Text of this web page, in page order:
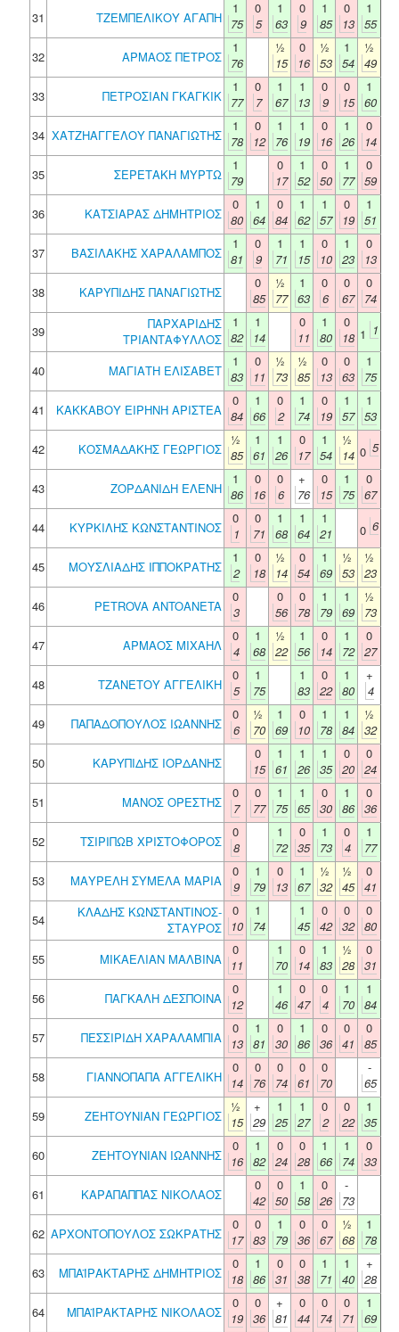
31 ΤΖΕΜΠΕΛΙΚΟΥ ΑΓΑΠΗ
1
75
0
5
1
63
0
9
1
85
0
13
1
55
32
ΑΡΜΑΟΣ ΠΕΤΡΟΣ
1
76
½
15
0
16
½
53
1
54
½
49
33
ΠΕΤΡΟΣΙΑΝ ΓΚΑΓΚΙΚ
1
77
0
7
1
67
1
13
0
9
0
15
1
60
34 ΧΑΤΖΗΑΓΓΕΛΟΥ ΠΑΝΑΓΙΩΤΗΣ
1
78
0
12
1
76
1
19
0
16
1
26
0
14
35
ΣΕΡΕΤΑΚΗ ΜΥΡΤΩ
1
79
0
17
1
52
0
50
1
77
0
59
36
ΚΑΤΣΙΑΡΑΣ ΔΗΜΗΤΡΙΟΣ
0
80
1
64
0
84
1
62
1
57
0
19
1
51
37
ΒΑΣΙΛΑΚΗΣ ΧΑΡΑΛΑΜΠΟΣ
1
81
0
9
1
71
1
15
0
10
1
23
0
13
38
ΚΑΡΥΠΙΔΗΣ ΠΑΝΑΓΙΩΤΗΣ
0
85
½
77
1
63
0
6
0
67
0
74
39
ΠΑΡΧΑΡΙΔΗΣ
ΤΡΙΑΝΤΑΦΥΛΛΟΣ
1
82
1
14
0
11
1
80
0
18 1 1
40 ΜΑΓΙΑΤΗ ΕΛΙΣΑΒΕΤ
1
83
0
11
½
73
½
85
0
13
0
63
1
75
41
ΚΑΚΚΑΒΟΥ ΕΙΡΗΝΗ ΑΡΙΣΤΕΑ
0
84
1
66
0
2
1
74
0
19
1
57
1
53
42
ΚΟΣΜΑΔΑΚΗΣ ΓΕΩΡΓΙΟΣ
½
85
1
61
1
26
0
17
1
54
½
14 0 5
43 ΖΟΡΔΑΝΙΔΗ ΕΛΕΝΗ
1
86
0
16
0
6
+
76
0
15
1
75
0
67
44
ΚΥΡΚΙΛΗΣ ΚΩΝΣΤΑΝΤΙΝΟΣ
0
1
0
71
1
68
1
64
1
21
0 6
45 ΜΟΥΣΛΙΑΔΗΣ ΙΠΠΟΚΡΑΤΗΣ
1
2
0
18
½
14
0
54
1
69
½
53
½
23
46
PETROVA ANTOANETA
0
3
0
56
0
78
1
79
1
69
½
73
47
ΑΡΜΑΟΣ ΜΙΧΑΗΛ
0
4
1
68
½
22
1
56
0
14
1
72
0
27
48
ΤΖΑΝΕΤΟΥ ΑΓΓΕΛΙΚΗ
0
5
1
75
1
83
0
22
1
80
+
4
49
ΠΑΠΑΔΟΠΟΥΛΟΣ ΙΩΑΝΝΗΣ
0
6
½
70
1
69
0
10
1
78
1
84
½
32
50
ΚΑΡΥΠΙΔΗΣ ΙΟΡΔΑΝΗΣ
0
15
1
61
1
26
1
35
0
20
0
24
51
ΜΑΝΟΣ ΟΡΕΣΤΗΣ
0
7
0
77
1
75
1
65
0
30
1
86
0
36
52
ΤΣΙΡΙΠΩΒ ΧΡΙΣΤΟΦΟΡΟΣ
0
8
1
72
0
35
1
73
0
4
1
77
53
ΜΑΥΡΕΛΗ ΣΥΜΕΛΑ ΜΑΡΙΑ
0
9
1
79
0
13
1
67
½
32
½
45
0
41
54
ΚΛΑΔΗΣ ΚΩΝΣΤΑΝΤΙΝΟΣ-
ΣΤΑΥΡΟΣ
0
10
1
74
1
45
0
42
0
32
0
80
55
ΜΙΚΑΕΛΙΑΝ ΜΑΛΒΙΝΑ
0
11
1
70
0
14
1
83
½
28
0
31
56
ΠΑΓΚΑΛΗ ΔΕΣΠΟΙΝΑ
0
12
1
46
0
47
0
4
1
70
1
84
57
ΠΕΣΣΙΡΙΔΗ ΧΑΡΑΛΑΜΠΙΑ
0
13
1
81
0
30
1
86
0
36
0
41
0
85
58
ΓΙΑΝΝΟΠΑΠΑ ΑΓΓΕΛΙΚΗ
0
14
0
76
0
74
0
61
0
70
-
65
59
ΖΕΗΤΟΥΝΙΑΝ ΓΕΩΡΓΙΟΣ
½
15
+
29
1
25
1
27
0
2
0
22
1
35
60
ΖΕΗΤΟΥΝΙΑΝ ΙΩΑΝΝΗΣ
0
16
1
82
0
24
0
28
1
66
1
74
0
33
61
ΚΑΡΑΠΑΠΠΑΣ ΝΙΚΟΛΑΟΣ
0
42
0
50
1
58
0
26
-
73
62 ΑΡΧΟΝΤΟΠΟΥΛΟΣ ΣΩΚΡΑΤΗΣ
0
17
0
83
1
79
0
36
0
67
½
68
1
78
63
ΜΠΑΪΡΑΚΤΑΡΗΣ ΔΗΜΗΤΡΙΟΣ
0
18
1
86
0
31
0
38
1
71
1
40
+
28
64
ΜΠΑΪΡΑΚΤΑΡΗΣ ΝΙΚΟΛΑΟΣ
0
19
0
36
+
81
0
44
0
74
0
71
1
69